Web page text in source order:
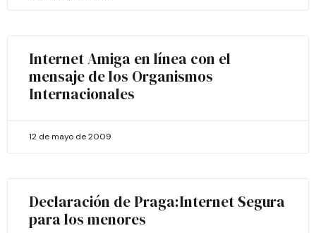
Internet Amiga en línea con el
mensaje de los Organismos
Internacionales
12 de mayo de 2009
Declaración de Praga:Internet Segura
para los menores